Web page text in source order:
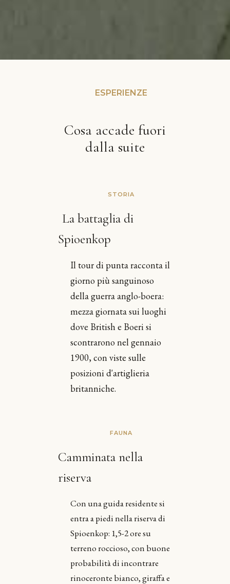
ESPERIENZE
Cosa accade fuori
dalla suite
STORIA
La battaglia di
Spioenkop
Il tour di punta racconta il
giorno più sanguinoso
della guerra anglo-boera:
mezza giornata sui luoghi
dove British e Boeri si
scontrarono nel gennaio
1900, con viste sulle
posizioni d'artiglieria
britanniche.
FAUNA
Camminata nella
riserva
Con una guida residente si
entra a piedi nella riserva di
Spioenkop: 1,5-2 ore su
terreno roccioso, con buone
probabilità di incontrare
rinoceronte bianco, giraffa e